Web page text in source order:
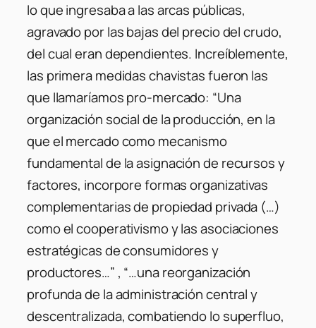
lo que ingresaba a las arcas públicas,
agravado por las bajas del precio del crudo,
del cual eran dependientes. Increíblemente,
las primera medidas chavistas fueron las
que llamaríamos pro-mercado: “Una
organización social de la producción, en la
que el mercado como mecanismo
fundamental de la asignación de recursos y
factores, incorpore formas organizativas
complementarias de propiedad privada (…)
como el cooperativismo y las asociaciones
estratégicas de consumidores y
productores…” , “…una reorganización
profunda de la administración central y
descentralizada, combatiendo lo superfluo,